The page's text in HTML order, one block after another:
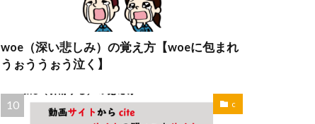
woe（深い悲しみ）の覚え方【woeに包まれ
うぉううぉう泣く】
c